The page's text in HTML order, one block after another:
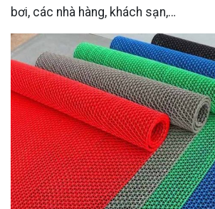
bơi, các nhà hàng, khách sạn,…